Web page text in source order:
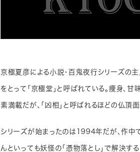
京極夏彦による小説・百鬼夜行シリーズの
をとって「京極堂」と呼ばれている。痩身、
素満載だが、「凶相」と呼ばれるほどの仏頂
シリーズが始まったのは1994年だが、作中
んといっても妖怪の「憑物落とし」で解決す